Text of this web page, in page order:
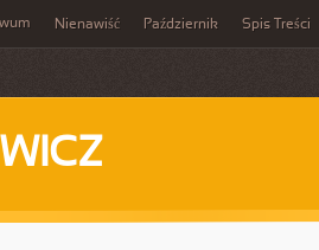
Nienawiść Październik Spis Treści